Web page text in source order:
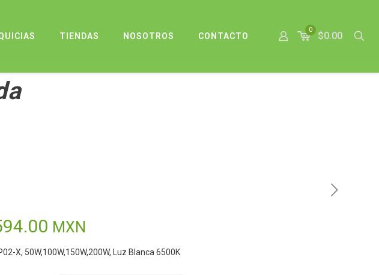
TIENDAS NOSOTROS CONTACTO
0
$0.00
MXN
X, 50W,100W,150W,200W, Luz Blanca 6500K